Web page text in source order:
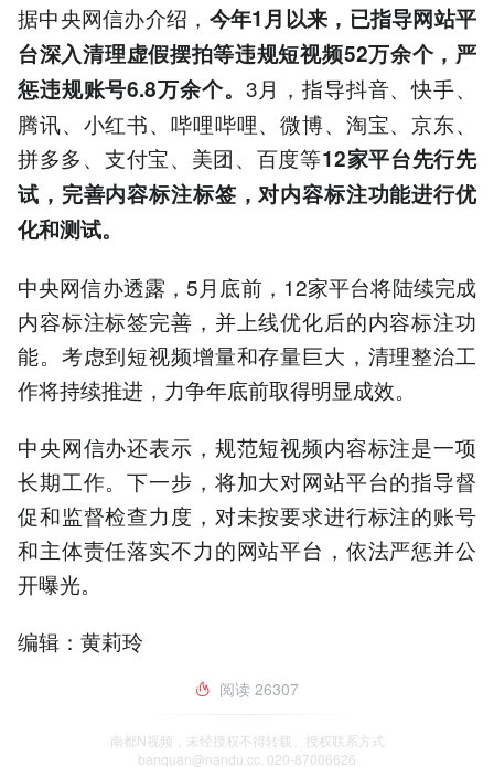
据中央网信办介绍， 今年1月以来，已指导网站平
台深入清理虚假摆拍等违规短视频52万余个，严
惩违规账号6.8万余个。 3月，指导抖音、快手、
腾讯、小红书、哔哩哔哩、微博、淘宝、京东、
拼多多、支付宝、美团、百度等12家平台先行先
试，完善内容标注标签，对内容标注功能进行优
化和测试。
中央网信办透露，5月底前，12家平台将陆续完成
内容标注标签完善，并上线优化后的内容标注功
能。考虑到短视频增量和存量巨大，清理整治工
作将持续推进，力争年底前取得明显成效。
中央网信办还表示，规范短视频内容标注是一项
长期工作。下一步，将加大对网站平台的指导督
促和监督检查力度，对未按要求进行标注的账号
和主体责任落实不力的网站平台，依法严惩并公
开曝光。
编辑：黄莉玲
阅读 26307
南都N视频，未经授权不得转载、授权联系方式
banquan@nandu.cc. 020-87006626